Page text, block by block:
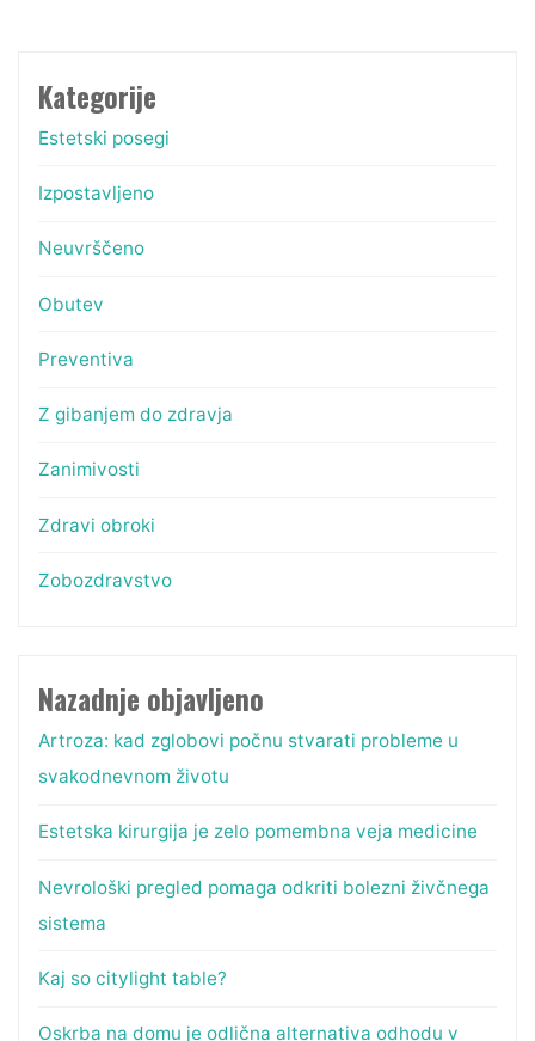
Kategorije
Estetski posegi
Izpostavljeno
Neuvrščeno
Obutev
Preventiva
Z gibanjem do zdravja
Zanimivosti
Zdravi obroki
Zobozdravstvo
Nazadnje objavljeno
Artroza: kad zglobovi počnu stvarati probleme u
svakodnevnom životu
Estetska kirurgija je zelo pomembna veja medicine
Nevrološki pregled pomaga odkriti bolezni živčnega
sistema
Kaj so citylight table?
Oskrba na domu je odlična alternativa odhodu v